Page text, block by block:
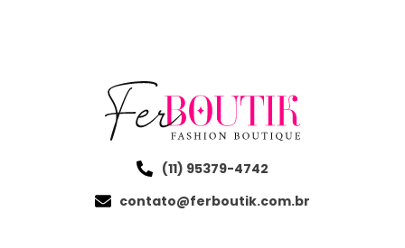
(11) 95379-4742
contato@ferboutik.com.br